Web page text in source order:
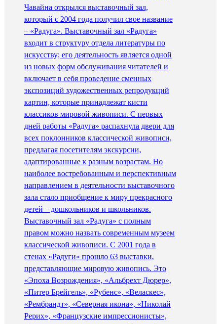
Чавайна открылся выставочный зал,
который с 2004 года получил свое название
– «Радуга». Выставочный зал «Радуга»
входит в структуру отдела литературы по
искусству; его деятельность является одной
из новых форм обслуживания читателей и
включает в себя проведение сменных
экспозиций художественных репродукций
картин, которые принадлежат кисти
классиков мировой живописи. С первых
дней работы «Радуга» распахнула двери для
всех поклонников классической живописи,
предлагая посетителям экскурсии,
адаптированные к разным возрастам. Но
наиболее востребованным и перспективным
направлением в деятельности выставочного
зала стало приобщение к миру прекрасного
детей – дошкольников и школьников.
Выставочный зал «Радуга» с полным
правом можно назвать современным музеем
классической живописи. С 2001 года в
стенах «Радуги» прошло 63 выставки,
представляющие мировую живопись. Это
«Эпоха Возрождения», «Альбрехт Дюрер»,
«Питер Брейгель», «Рубенс», «Веласкес»,
«Рембрандт», «Северная икона», «Николай
Рерих», «Французские импрессионисты»,